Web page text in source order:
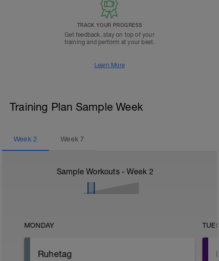
TRACK YOUR PROGRESS
Get feedback, stay on top of your
training and perform at your best.
Learn More
Training Plan Sample Week
Week 2 Week7
Sample Workouts - Week 2
MONDAY
Ruhetag